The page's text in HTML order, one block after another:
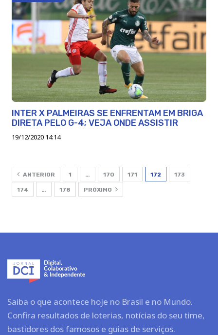
INTER X PALMEIRAS SE ENFRENTAM EM BRIGA
DIRETA PELO G-4; VEJA ONDE ASSISTIR
19/12/2020 14:14
ANTERIOR 1 … 170 171 172 173
174 … 178 PRÓXIMO
Saiba o que acontece hoje no Brasil e no Mundo.
Confira resultados de loterias, notícias do seu time,
bastidores dos famosos e guias de serviços.